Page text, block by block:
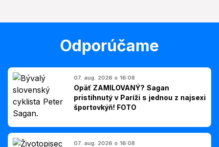
Odporúčame
07. aug. 2026 o 16:08
Opäť ZAMILOVANÝ? Sagan
pristihnutý v Paríži s jednou z najsexi
športovkýň! FOTO
07. aug. 2026 o 16:08